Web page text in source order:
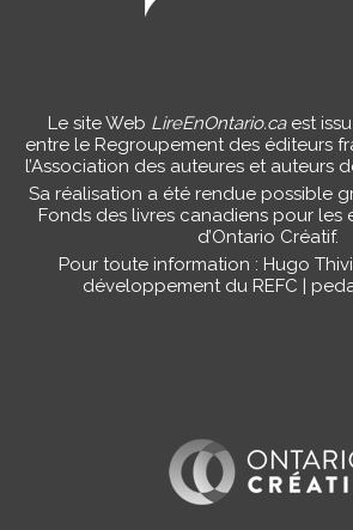
Le site Web LireEnOntario.caest
entre le Regroupement des éditeurs
l’Association des auteures et auteurs
Sa réalisation a été rendue possible
Fonds des livres canadiens pour les
d’Ontario Créatif.
Pour toute information : Hugo
développement du REFC |